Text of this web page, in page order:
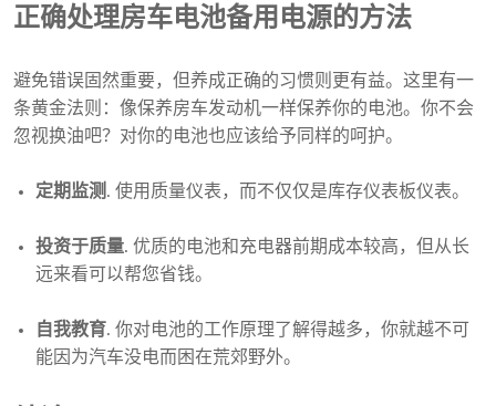
正确处理房车电池备用电源的方法
避免错误固然重要，但养成正确的习惯则更有益。这里有一
条黄金法则：像保养房车发动机一样保养你的电池。你不会
忽视换油吧？对你的电池也应该给予同样的呵护。
定期监测. 使用质量仪表，而不仅仅是库存仪表板仪表。
投资于质量. 优质的电池和充电器前期成本较高，但从长
远来看可以帮您省钱。
自我教育. 你对电池的工作原理了解得越多，你就越不可
能因为汽车没电而困在荒郊野外。